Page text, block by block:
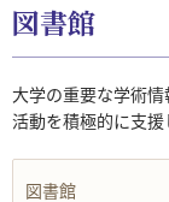
図書館
大学の重要な学術
活動を積極的に支援
図書館